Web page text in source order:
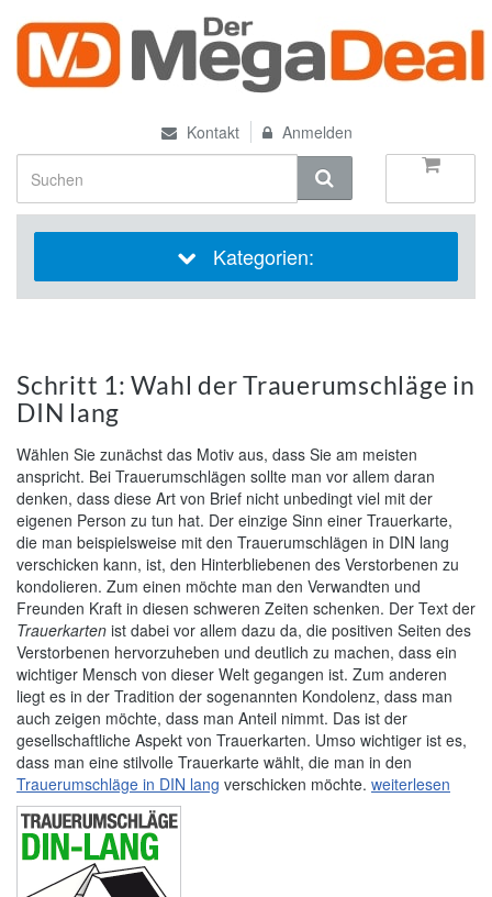
Kontakt Anmelden
Kategorien:
Schritt 1: Wahl der Trauerumschläge in
DIN lang
Wählen Sie zunächst das Motiv aus, dass Sie am meisten
anspricht. Bei Trauerumschlägen sollte man vor allem daran
denken, dass diese Art von Brief nicht unbedingt viel mit der
eigenen Person zu tun hat. Der einzige Sinn einer Trauerkarte,
die man beispielsweise mit den Trauerumschlägen in DIN lang
verschicken kann, ist, den Hinterbliebenen des Verstorbenen zu
kondolieren. Zum einen möchte man den Verwandten und
Freunden Kraft in diesen schweren Zeiten schenken. Der Text der
Trauerkarten ist dabei vor allem dazu da, die positiven Seiten des
Verstorbenen hervorzuheben und deutlich zu machen, dass ein
wichtiger Mensch von dieser Welt gegangen ist. Zum anderen
liegt es in der Tradition der sogenannten Kondolenz, dass man
auch zeigen möchte, dass man Anteil nimmt. Das ist der
gesellschaftliche Aspekt von Trauerkarten. Umso wichtiger ist es,
dass man eine stilvolle Trauerkarte wählt, die man in den
Trauerumschläge in DIN lang verschicken möchte. weiterlesen